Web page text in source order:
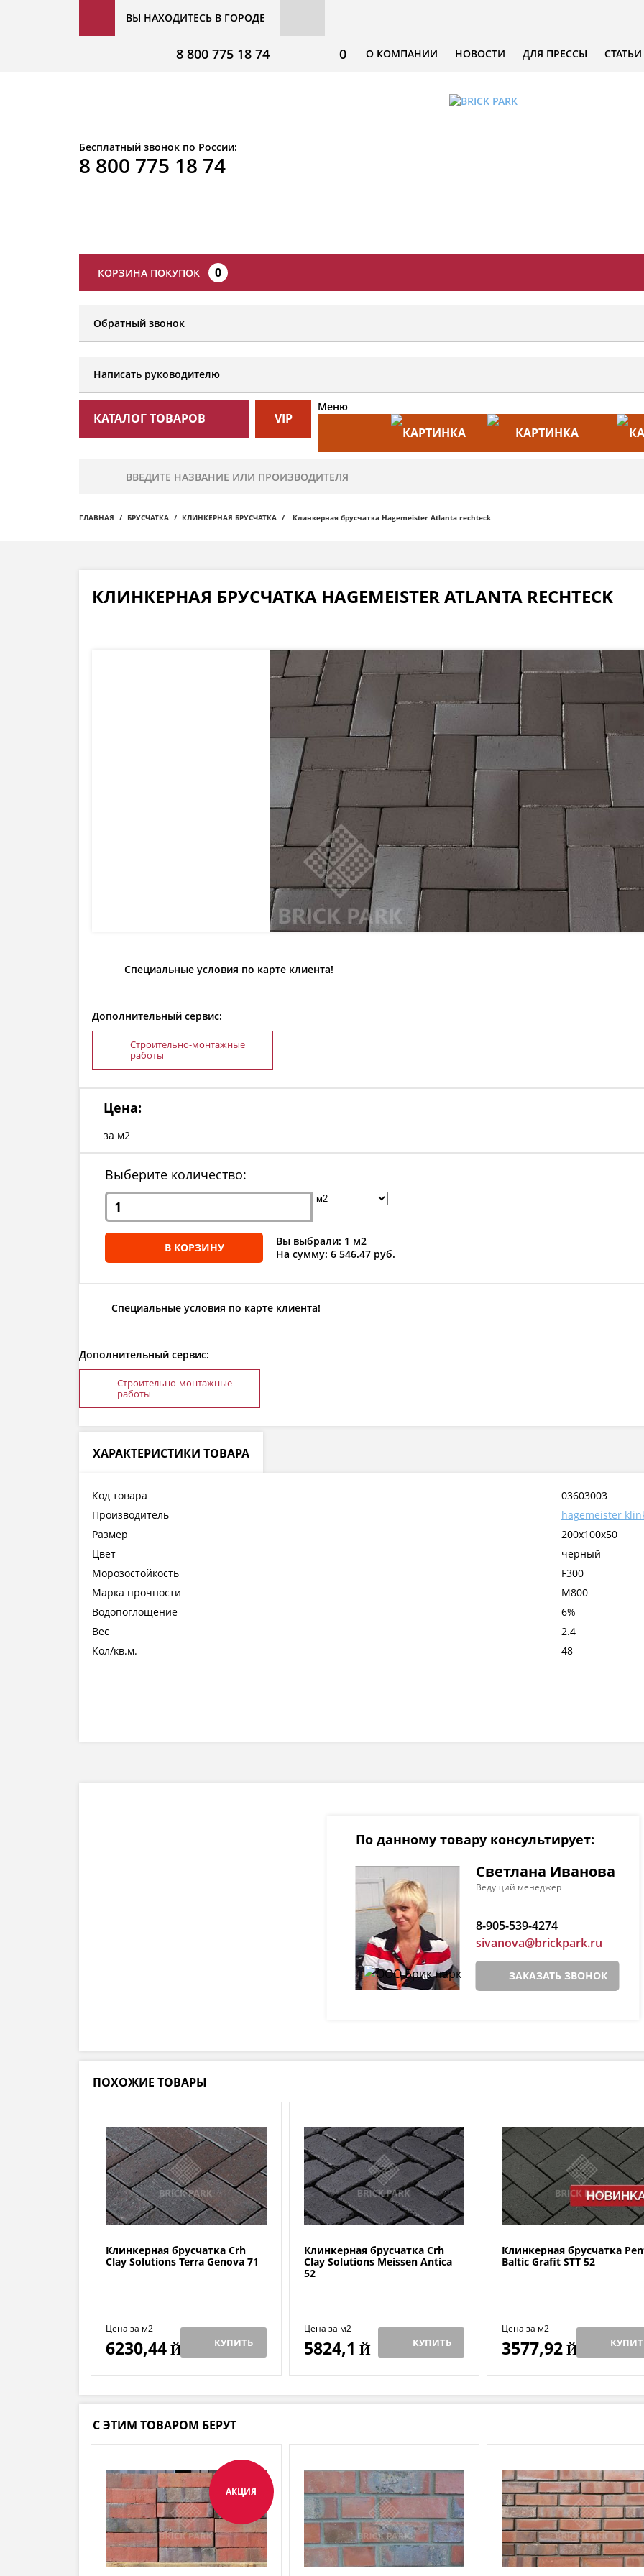
ВЫ НАХОДИТЕСЬ В ГОРОДЕ
О КОМПАНИИ НОВОСТИ ДЛЯ ПРЕССЫ СТАТЬИ
0
8 800 775 18 74
Бесплатный звонок по России:
8 800 775 18 74
КОРЗИНА ПОКУПОК 0
Обратный звонок
Написать руководителю
КАТАЛОГ ТОВАРОВ VIP
Меню
ГЛАВНАЯ БРУСЧАТКА КЛИНКЕРНАЯ БРУСЧАТКА Клинкерная брусчатка Hagemeister Atlanta rechteck
КЛИНКЕРНАЯ БРУСЧАТКА HAGEMEISTER ATLANTA RECHTECK
Специальные условия по карте клиента!
Дополнительный сервис:
Строительно-монтажные
работы
Цена:
за м2
Выберите количество:
В КОРЗИНУ
Вы выбрали: 1 м2
На сумму: 6 546.47 руб.
Специальные условия по карте клиента!
Дополнительный сервис:
Строительно-монтажные
работы
ХАРАКТЕРИСТИКИ ТОВАРА
Код товара
03603003
Производитель
hagemeister
Размер
200x100x50
Цвет
черный
Морозостойкость
F300
Марка прочности
М800
Водопоглощение
6%
Вес
2.4
Кол/кв.м.
48
По данному товару консультирует:
Светлана Иванова
Ведущий менеджер
8-905-539-4274
sivanova@brickpark.ru
ЗАКАЗАТЬ ЗВОНОК
ПОХОЖИЕ ТОВАРЫ
Клинкерная брусчатка Crh
Clay Solutions Terra Genova 71
Цена за м2
6230,44 Й КУПИТЬ
Клинкерная брусчатка Crh
Clay Solutions Meissen Antica
52
Цена за м2
5824,1 Й КУПИТЬ
Клинкерная брусчатка
Baltic Grafit STT 52
Цена за м2
3577,92 Й
С ЭТИМ ТОВАРОМ БЕРУТ
АКЦИЯ